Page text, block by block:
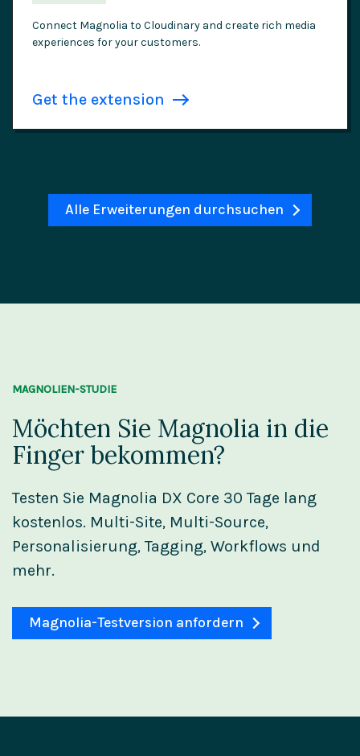
Connect Magnolia to Cloudinary and create rich media
experiences for your customers.
Get the extension
Alle Erweiterungen durchsuchen
MAGNOLIEN-STUDIE
Möchten Sie Magnolia in die
Finger bekommen?
Testen Sie Magnolia DX Core 30 Tage lang
kostenlos. Multi-Site, Multi-Source,
Personalisierung, Tagging, Workflows und
mehr.
Magnolia-Testversion anfordern